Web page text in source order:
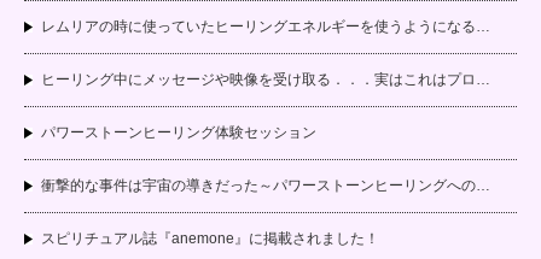
レムリアの時に使っていたヒーリングエネルギーを使うようになる…
ヒーリング中にメッセージや映像を受け取る．．．実はこれはプロ…
パワーストーンヒーリング体験セッション
衝撃的な事件は宇宙の導きだった～パワーストーンヒーリングへの…
スピリチュアル誌『anemone』に掲載されました！